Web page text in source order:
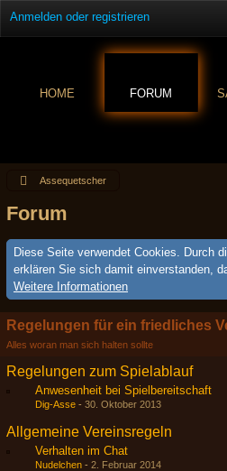
Anmelden oder registrieren
HOME FORUM
Assequetscher
Forum
Diese Seite verwendet Cookies. Durch
erklären Sie sich damit einverstanden,
Weitere Informationen
Regelungen für ein friedliches
Alles woran man sich halten sollte
Regelungen zum Spielablauf
Anwesenheit bei Spielbereitschaft
Dig-Asse - 30. Oktober 2013
Allgemeine Vereinsregeln
Verhalten im Chat
Nudelchen - 2. Februar 2014